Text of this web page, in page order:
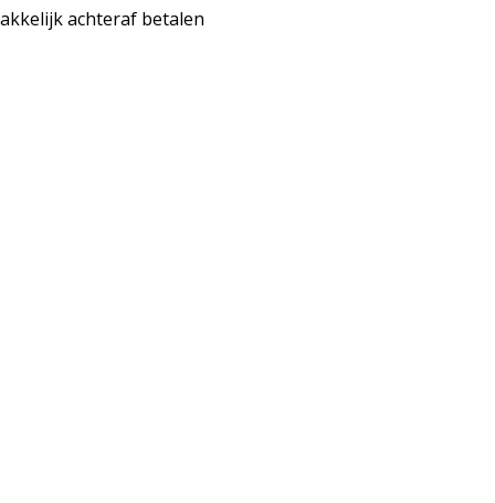
model en het bouwjaar van jouw trekker en
achteraf betalen